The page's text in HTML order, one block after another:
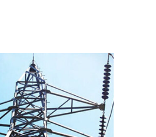
Fondo Mesoamérica